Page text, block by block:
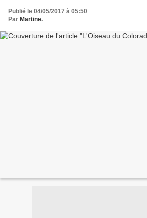
Publié le 04/05/2017 à 05:50
Par Martine.